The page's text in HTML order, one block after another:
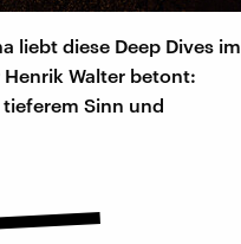
liebt diese Deep Dives im
Walter betont:
Sinn und